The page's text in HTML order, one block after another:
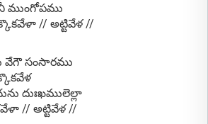
ముంగోపము
// అట్టివేళ //
వేగౌ సంసారము
దుఃఖములెల్లా
// అట్టివేళ //